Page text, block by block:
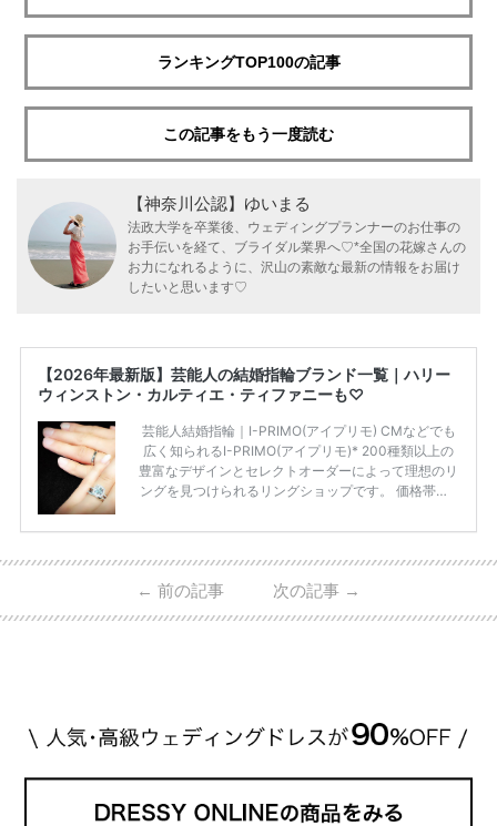
ランキングTOP100の記事
この記事をもう一度読む
【神奈川公認】ゆいまる
法政大学を卒業後、ウェディングプランナーのお仕事の
お手伝いを経て、ブライダル業界へ♡*全国の花嫁さんの
お力になれるように、沢山の素敵な最新の情報をお届け
したいと思います♡
【2026年最新版】芸能人の結婚指輪ブランド一覧｜ハリー
ウィンストン・カルティエ・ティファニーも♡
芸能人結婚指輪｜I-PRIMO(アイプリモ) CMなどでも
広く知られるI-PRIMO(アイプリモ)* 200種類以上の
豊富なデザインとセレクトオーダーによって理想のリ
ングを見つけられるリングショップです。 価格帯は2
入が可能♩ コスパ的にも20代の若い夫婦に人気のよ
ビ 系 にて10月5日22時～スタートする水曜ドラマ『
#ファーストペンギン! 』で山藤 そよ役を演じます💁🏻‍♀️
← 前の記事 次の記事 →